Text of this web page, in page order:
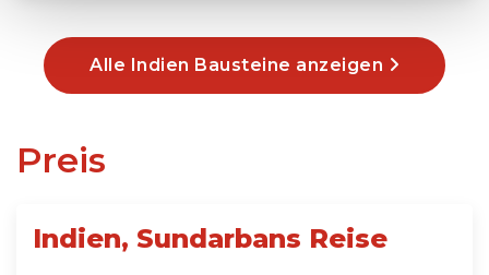
Alle Indien Bausteine anzeigen
Preis
Indien, Sundarbans Reise